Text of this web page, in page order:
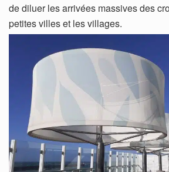
de diluer les arrivées massives des
petites villes et les villages.